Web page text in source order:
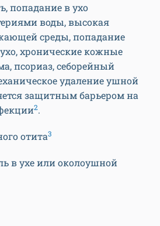
попадание в ухо
воды, высокая
среды, попадание
хронические кожные
псориаз, себорейный
удаление ушной
защитным барьером на
2.
отита3
в ухе или околоушной